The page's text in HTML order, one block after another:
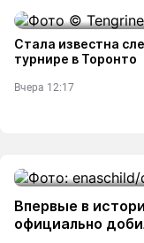
Стала известна
турнире в Торонто
Вчера 12:17
Впервые в
официально